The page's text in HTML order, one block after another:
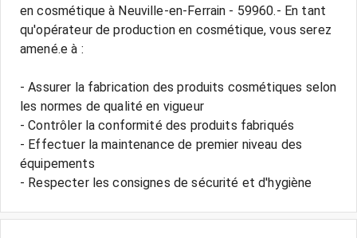
en cosmétique à Neuville-en-Ferrain - 59960.- En tant
qu'opérateur de production en cosmétique, vous serez
amené.e à :
- Assurer la fabrication des produits cosmétiques selon
les normes de qualité en vigueur
- Contrôler la conformité des produits fabriqués
- Effectuer la maintenance de premier niveau des
équipements